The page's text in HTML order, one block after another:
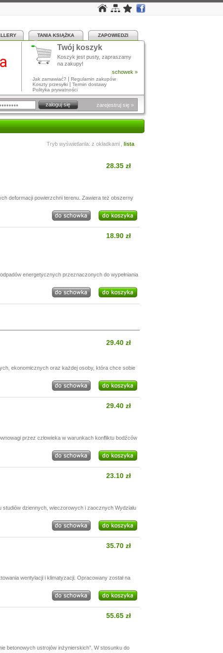
TANIA KSIĄŻKA ZAPOWIEDZI
Twój koszyk
Koszyk jest pusty, zapraszamy
na zakupy!
schowek »
Jak zamawiać? | Regulamin zakupów
Koszty przesyłki | Termin dostawy
Polityka prywatności
zarejestruj się »
Tryb wyświetlania: z okładkami lista
28.35 zł
deformacji powierzchni terenu. Zawiera też obszerny
18.90 zł
energetycznych przeznaczonych do wypełniania
29.40 zł
ekonomicznych oraz każdej osoby, która chce sobie
29.40 zł
przez człowieka w warunkach konfliktu bodźców
23.10 zł
dziennych, wieczorowych i zaocznych Wydziału
35.70 zł
wentylacji i klimatyzacji. Opracowany został na
55.65 zł
betonowych ustrojów inżynierskich”. W stosunku do